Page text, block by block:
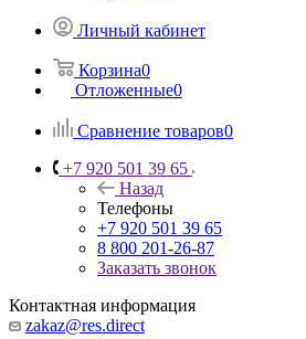
Личный кабинет
Корзина0
Отложенные0
Сравнение товаров0
+7 920 501 39 65
Назад
Телефоны
+7 920 501 39 65
8 800 201-26-87
Заказать звонок
Контактная информация
zakaz@res.direct